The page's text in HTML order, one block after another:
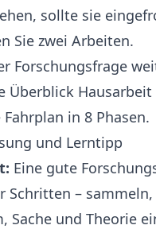
sollte sie
Sie zwei Arbeiten.
Forschungsfrage
Überblick
in 8 Phasen.
und Lerntipp
Eine gute
Schritten –
Sache und Theorie